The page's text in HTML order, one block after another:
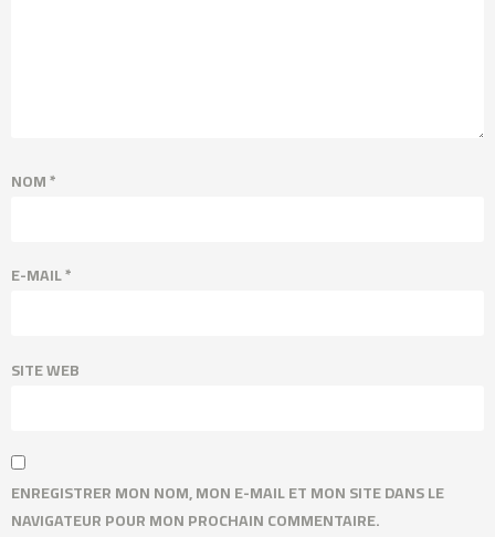
NOM*
E-MAIL*
SITE WEB
ENREGISTRER MON NOM, MON E-MAIL ET MON SITE DANS LE
NAVIGATEUR POUR MON PROCHAIN COMMENTAIRE.